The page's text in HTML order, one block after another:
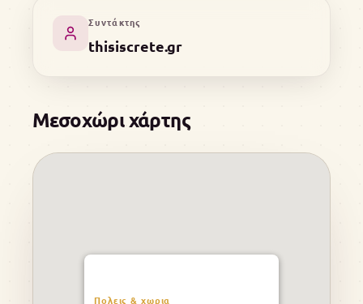
Συντάκτης
thisiscrete.gr
Μεσοχώρι χάρτης
Πολεις & χωρια